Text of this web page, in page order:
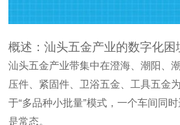
概述：汕头五金产业的数字化困
汕头五金产业带集中在澄海、潮阳、
压件、紧固件、卫浴五金、工具五金
于“多品种小批量”模式，一个车间同
是常态。